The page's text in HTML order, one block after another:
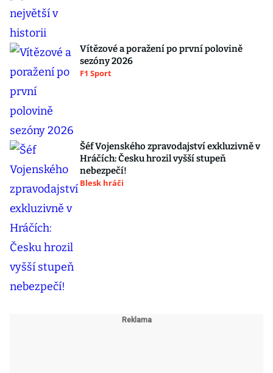
Vítězové a poražení po první polovině
sezóny 2026
F1 Sport
Šéf Vojenského zpravodajství exkluzivně v
Hráčích: Česku hrozil vyšší stupeň
nebezpečí!
Blesk hráči